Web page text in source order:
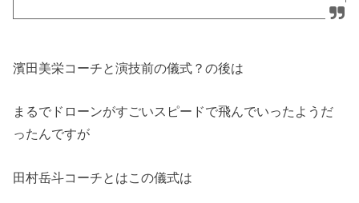
濱田美栄コーチと演技前の儀式？の後は
まるでドローンがすごいスピードで飛んでいったようだ
ったんですが
田村岳斗コーチとはこの儀式は